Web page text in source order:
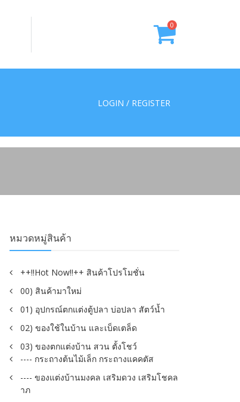
0
LOGIN / REGISTER
หมวดหมู่สินค้า
++!!Hot Now!!++ สินค้าโปรโมชั่น
00) สินค้ามาใหม่
01) อุปกรณ์ตกแต่งตู้ปลา บ่อปลา สัตว์น้ำ
02) ของใช้ในบ้าน และเบ็ดเตล็ด
03) ของตกแต่งบ้าน สวน ตั้งโชว์
---- กระถางต้นไม้เล็ก กระถางแคคตัส
---- ของแต่งบ้านมงคล เสริมดวง เสริมโชคล
าภ